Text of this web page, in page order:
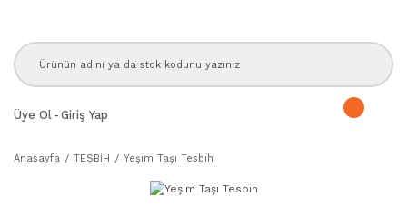
Üye Ol - Giriş Yap
Anasayfa TESBİH Yeşim Taşı Tesbih